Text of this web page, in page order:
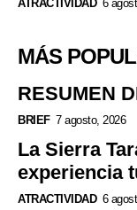
ATRACTIVIDAD 6
MÁS
RESUMEN
BRIEF 7 agosto, 2026
La Sierra
experiencia
ATRACTIVIDAD 6